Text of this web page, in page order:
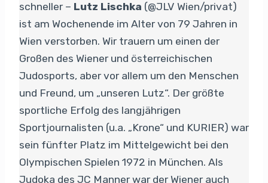
schneller – Lutz Lischka (@JLV Wien/privat)
ist am Wochenende im Alter von 79 Jahren in
Wien verstorben. Wir trauern um einen der
Großen des Wiener und österreichischen
Judosports, aber vor allem um den Menschen
und Freund, um „unseren Lutz“. Der größte
sportliche Erfolg des langjährigen
Sportjournalisten (u.a. „Krone“ und KURIER) war
sein fünfter Platz im Mittelgewicht bei den
Olympischen Spielen 1972 in München. Als
Judoka des JC Manner war der Wiener auch